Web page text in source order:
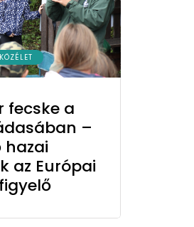
fecske a
–
hazai
az Európai